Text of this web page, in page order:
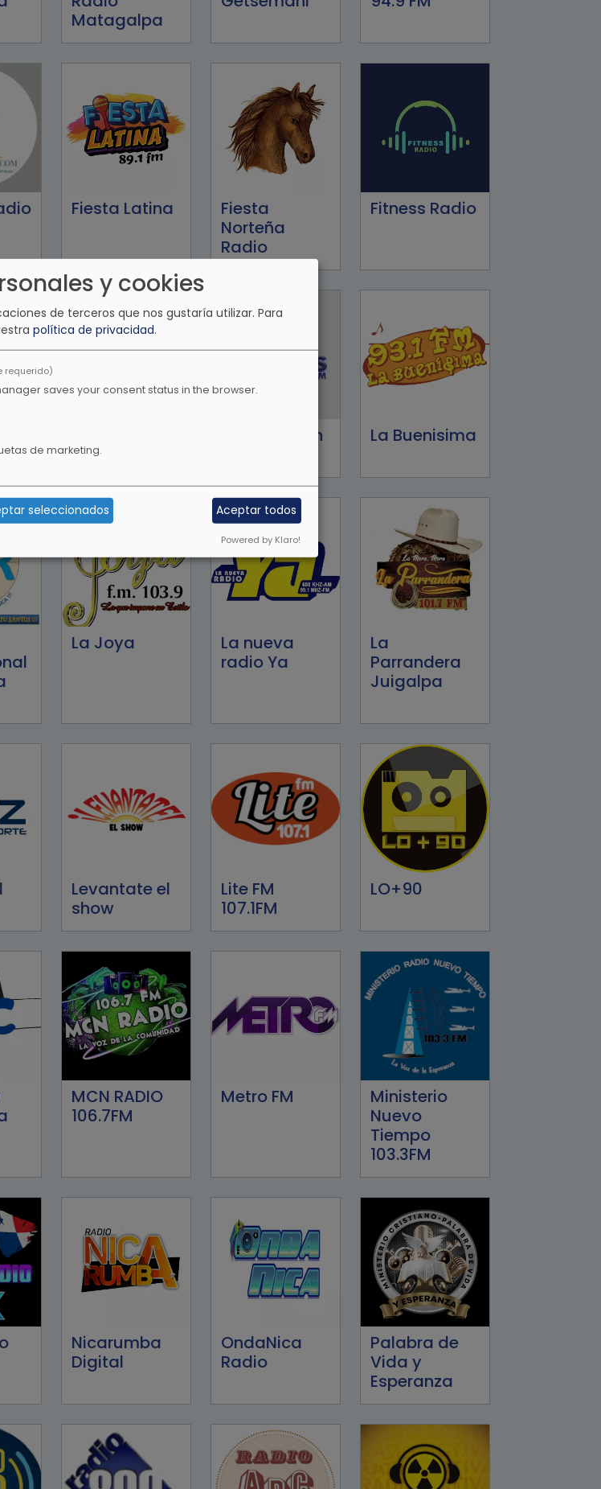
Matagalpa
Fiesta Latina
Fiesta
Norteña
Radio
Fitness Radio
Radio
Kairos Seven La Buenisima
La Joya
La nueva
radio Ya
La
Parrandera
Juigalpa
Levantate el
show
Lite FM
107.1FM
LO+90
MCN RADIO
106.7FM
Metro FM
Ministerio
Nuevo
Tiempo
103.3FM
Nicarumba
Digital
OndaNica
Radio
Palabra de
Vida y
Esperanza
y cookies
de terceros que nos gustaría utilizar. Para
política de privacidad.
requerido)
saves your consent status in the browser.
de marketing.
seleccionados Aceptar todos
Powered by Klaro!